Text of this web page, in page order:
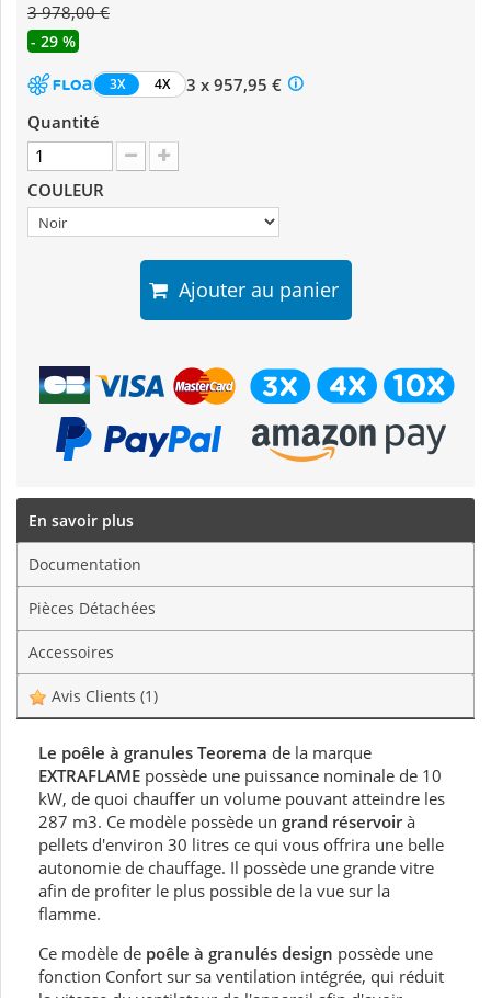
3 978,00 €
- 29 %
3X 4X
3 x 957,95 €
Quantité
COULEUR
Ajouter au panier
En savoir plus
Documentation
Pièces Détachées
Accessoires
Avis Clients (1)
Le poêle à granules Teorema de la marque
EXTRAFLAME possède une puissance nominale de 10
kW, de quoi chauffer un volume pouvant atteindre les
287 m3. Ce modèle possède un grand réservoirà
pellets d'environ 30 litres ce qui vous offrira une belle
autonomie de chauffage. Il possède une grande vitre
afin de profiter le plus possible de la vue sur la
flamme.
Ce modèle de poêle à granulés design possède une
fonction Confort sur sa ventilation intégrée, qui réduit